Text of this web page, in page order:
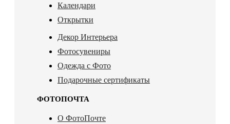
Календари
Открытки
Декор Интерьера
Фотосувениры
Одежда с Фото
Подарочные сертификаты
ФОТОПОЧТА
О ФотоПочте